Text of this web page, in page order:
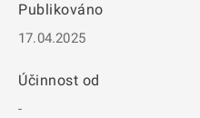
Publikováno
17.04.2025
Účinnost od
-